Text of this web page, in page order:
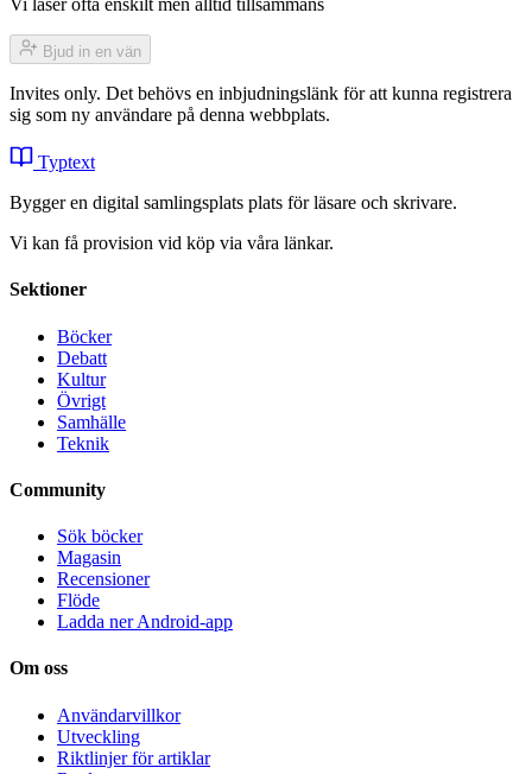
Vi läser ofta enskilt men alltid tillsammans
Bjud in en vän
Invites only. Det behövs en inbjudningslänk för att kunna registrera
sig som ny användare på denna webbplats.
Typtext
Bygger en digital samlingsplats plats för läsare och skrivare.
Vi kan få provision vid köp via våra länkar.
Sektioner
Böcker
Debatt
Kultur
Övrigt
Samhälle
Teknik
Community
Sök böcker
Magasin
Recensioner
Flöde
Ladda ner Android-app
Om oss
Användarvillkor
Utveckling
Riktlinjer för artiklar